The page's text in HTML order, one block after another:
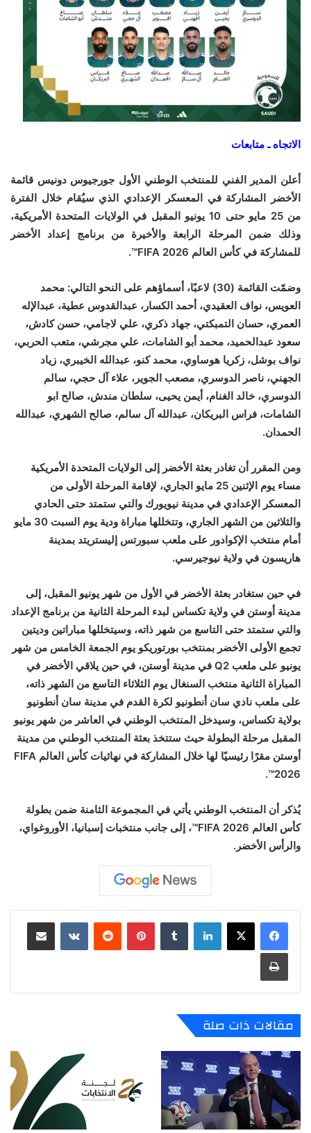
الاتجاه ـ متابعات
أعلن المدير الفني للمنتخب الوطني الأول جورجيوس دونيس قائمة
الأخضر المشاركة في المعسكر الإعدادي الذي سيُقام خلال الفترة
من 25 مايو حتى 10 يونيو المقبل في الولايات المتحدة الأمريكية،
وذلك ضمن المرحلة الرابعة والأخيرة من برنامج إعداد الأخضر
للمشاركة في كأس العالم FIFA 2026™.
وضمّت القائمة (30) لاعبًا، أسماؤهم على النحو التالي: محمد
العويس، نواف العقيدي، أحمد الكسار، عبدالقدوس عطية، عبدالإله
العمري، حسان التمبكتي، جهاد ذكري، علي لاجامي، حسن كادش،
سعود عبدالحميد، محمد أبو الشامات، علي مجرشي، متعب الحربي،
نواف بوشل، زكريا هوساوي، محمد كنو، عبدالله الخيبري، زياد
الجهني، ناصر الدوسري، مصعب الجوير، علاء آل حجي، سالم
الدوسري، خالد الغنام، أيمن يحيى، سلطان مندش، صالح ابو
الشامات، فراس البريكان، عبدالله آل سالم، صالح الشهري، عبدالله
الحمدان.
ومن المقرر أن تغادر بعثة الأخضر إلى الولايات المتحدة الأمريكية
مساء يوم الإثنين 25 مايو الجاري، لإقامة المرحلة الأولى من
المعسكر الإعدادي في مدينة نيويورك والتي ستمتد حتى الحادي
والثلاثين من الشهر الجاري، وتتخللها مباراة ودية يوم السبت 30 مايو
أمام منتخب الإكوادور على ملعب سبورتس إليستريتد بمدينة
هاريسون في ولاية نيوجيرسي.
في حين ستغادر بعثة الأخضر في الأول من شهر يونيو المقبل، إلى
مدينة أوستن في ولاية تكساس لبدء المرحلة الثانية من برنامج الإعداد
والتي ستمتد حتى التاسع من شهر ذاته، وسيتخللها مباراتين وديتين
تجمع الأولى الأخضر بمنتخب بورتوريكو يوم الجمعة الخامس من شهر
يونيو على ملعب Q2 في مدينة أوستن، في حين يلاقي الأخضر في
المباراة الثانية منتخب السنغال يوم الثلاثاء التاسع من الشهر ذاته،
على ملعب نادي سان أنطونيو لكرة القدم في مدينة سان أنطونيو
بولاية تكساس، وسيدخل المنتخب الوطني في العاشر من شهر يونيو
المقبل مرحلة البطولة حيث ستتخذ بعثة المنتخب الوطني من مدينة
أوستن مقرًا رئيسيًا لها خلال المشاركة في نهائيات كأس العالم FIFA
2026™.
يُذكر أن المنتخب الوطني يأتي في المجموعة الثامنة ضمن بطولة
كأس العالم FIFA 2026™، إلى جانب منتخبات إسبانيا، الأوروغواي،
والرأس الأخضر.
لينكدإن بينتيريست
مقالات ذات صلة